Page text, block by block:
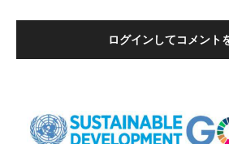
ログインしてコメント